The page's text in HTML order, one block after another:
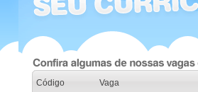
Código Vaga